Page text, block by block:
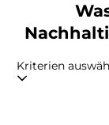
Kriterien